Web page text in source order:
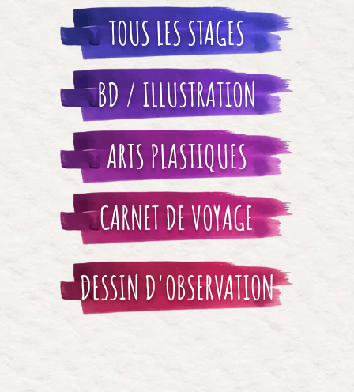
TOUS LES STAGES
BD / ILLUSTRATION
ARTS PLASTIQUES
CARNET DE VOYAGE
DESSIN D'OBSERVATION